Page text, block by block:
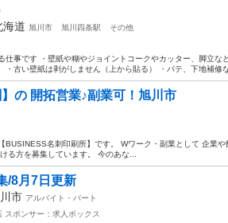
海道 旭川市 旭川四条駅
その他
事です ・壁紙や糊やジョイントコークやカッター、脚立な
古い壁紙は剥がしません（上から貼る） ・パテ、下地補修
の 開拓営業♪副業可！旭川市
BUSINESS名刺印刷所】です。 Wワーク・副業として 企業や
る方を募集しています。 今のあな...
/8月7日更新
市 アルバイト・パート
スポンサー：求人ボックス